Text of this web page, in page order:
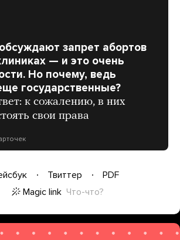
запрет абортов
— и это очень
Но почему, ведь
государственные?
к сожалению, в них
свои права
Твиттер
PDF
Magic link Что-что?